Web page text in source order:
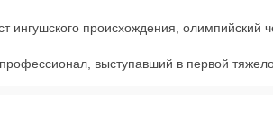
ингушского происхождения, олимпийский
выступавший в первой